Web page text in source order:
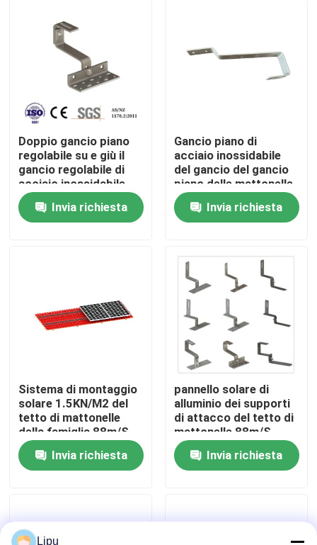
Casa
Prodotti
Video
Circa noi
Controllo di qualità
Contattici
pv solare che monta i sistemi
Doppio gancio piano
regolabile su e giù il
gancio regolabile di
acciaio inossidabile
del gancio
pricipalmente per
Europa
Invia richiesta
Gancio piano di
acciaio inossidabile
del gancio del gancio
piano delle mattonelle
180° pricipalmente
per EuropaInvia richiesta
Sistema di montaggio
solare 1.5KN/M2 del
tetto di mattonelle
della famiglia 88m/S
Invia richiesta
pannello solare di
alluminio dei supporti
di attacco del tetto di
mattonelle 88m/S
Sus304
Invia richiesta
Lipu